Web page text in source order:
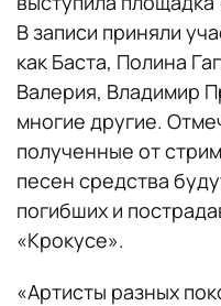
В записи приняли
как Баста, Полина
Валерия, Владимир
многие другие.
полученные от
песен средства
погибших и
«Крокусе».
«Артисты разных